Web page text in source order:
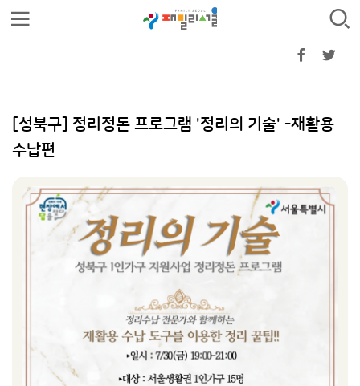
[성북구] 정리정돈 프로그램 '정리의 기술' -재활용
수납편